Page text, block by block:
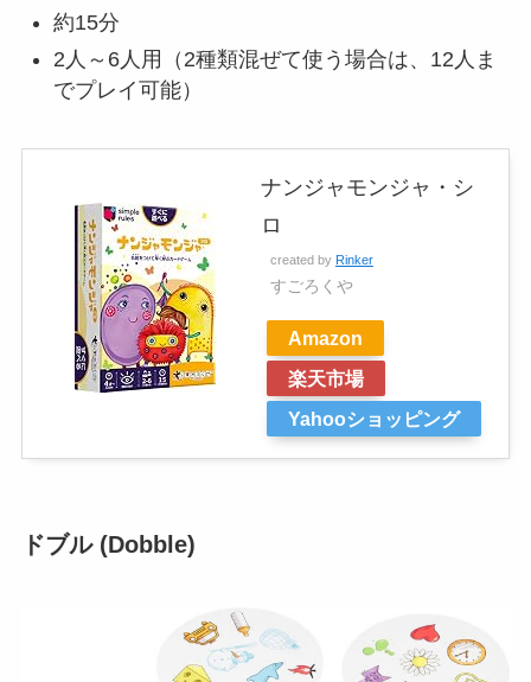
約15分
2人～6人用（2種類混ぜて使う場合は、12人ま
でプレイ可能）
ナンジャモンジャ・シ
ロ
created by Rinker
すごろくや
Amazon
楽天市場
Yahooショッピング
ドブル (Dobble)